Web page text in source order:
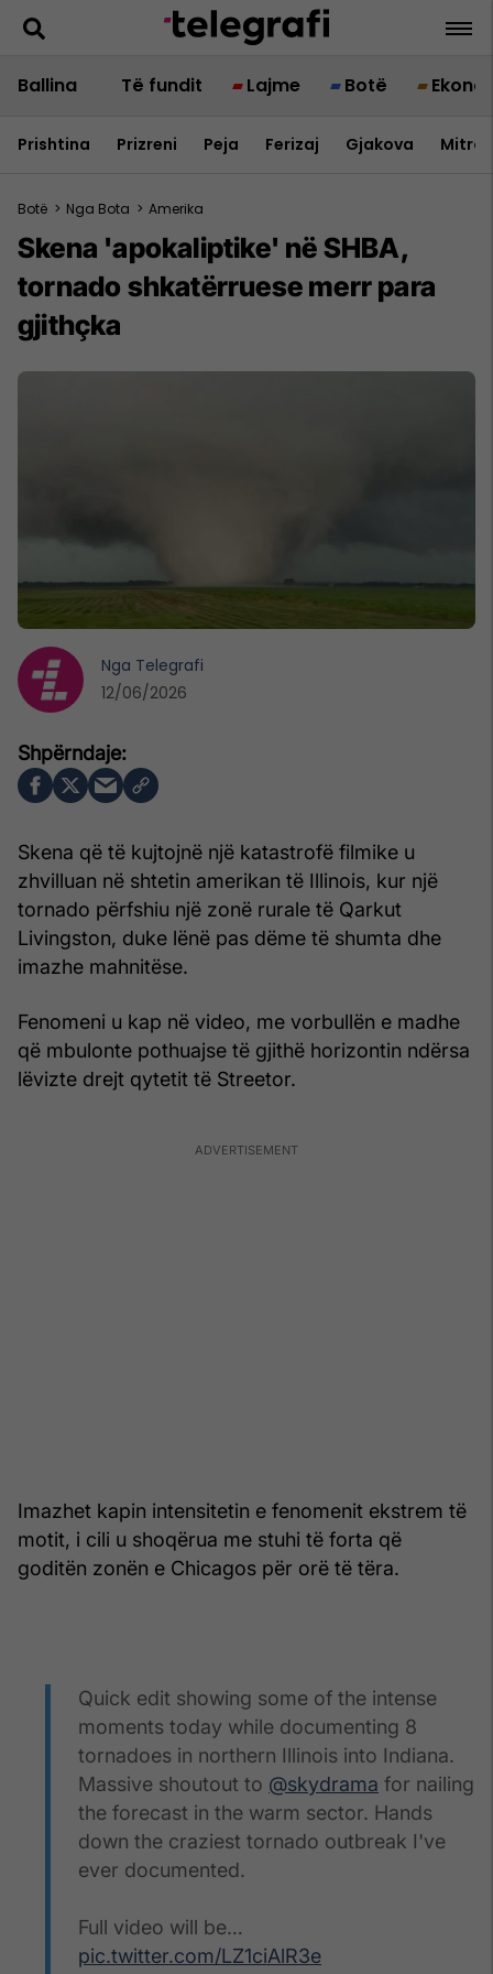
Ballina Të fundit Lajme Botë
Prishtina Prizreni Peja Ferizaj Gjakova
Botë > Nga Bota > Amerika
Skena 'apokaliptike' në SHBA,
tornado shkatërruese merr para
gjithçka
Skena që të kujtojnë një katastrofë filmike u
zhvilluan në shtetin amerikan të Illinois, kur një
tornado përfshiu një zonë rurale të Qarkut
Livingston, duke lënë pas dëme të shumta dhe
imazhe mahnitëse.
Fenomeni u kap në video, me vorbullën e madhe
që mbulonte pothuajse të gjithë horizontin ndërsa
lëvizte drejt qytetit të Streetor.
Imazhet kapin intensitetin e fenomenit ekstrem të
motit, i cili u shoqërua me stuhi të forta që
goditën zonën e Chicagos për orë të tëra.
Quick edit showing some of the intense
moments today while documenting 8
tornadoes in northern Illinois into Indiana.
Massive shoutout to @skydrama for nailing
the forecast in the warm sector. Hands
down the craziest tornado outbreak I've
ever documented.
Full video will be…
pic.twitter.com/LZ1ciAlR3e
Nga Telegrafi
12/06/2026